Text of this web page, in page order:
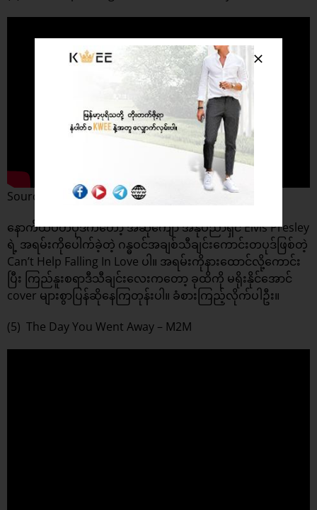
Source : Elvis Presley
နောက်ထပ်တပုဒ်ကတော့ အဆိုကျော် အနုပညာရှင် Elvis Presley
ရဲ့ အရမ်းကိုပေါက်ခဲ့တဲ့ ဂန္ဓဝင်အချစ်သီချင်းကောင်းတပုဒ်ဖြစ်တဲ့
Can’t Help Falling In Love ပါ။ အရမ်းကိုနားထောင်လို့ကောင်း
ပြီး ကြည်နူးစရာဒီသီချင်းလေးကတော့ ခုထိကို မရိုးနိုင်အောင်
cover များစွာပြန်ဆိုနေကြတုန်းပါ။ ခံစားကြည့်လိုက်ပါဦး။
(5) The Day You Went Away – M2M